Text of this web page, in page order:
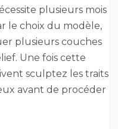
plusieurs mois
le choix du modèle,
plusieurs couches
Une fois cette
sculptez les traits
avant de procéder